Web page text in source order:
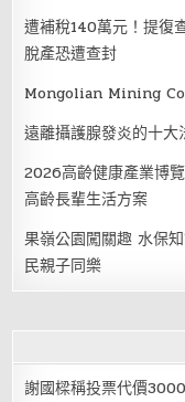
遭補稅140萬元！提復
脫產恐遭查封
Mongolian Mining
遠離攝護腺發炎的十大
2026高齡健康產業博
高齡長輩生活方案
果嶺公園闖關趣 水保
民親子同樂
謝國樑稱投票代價